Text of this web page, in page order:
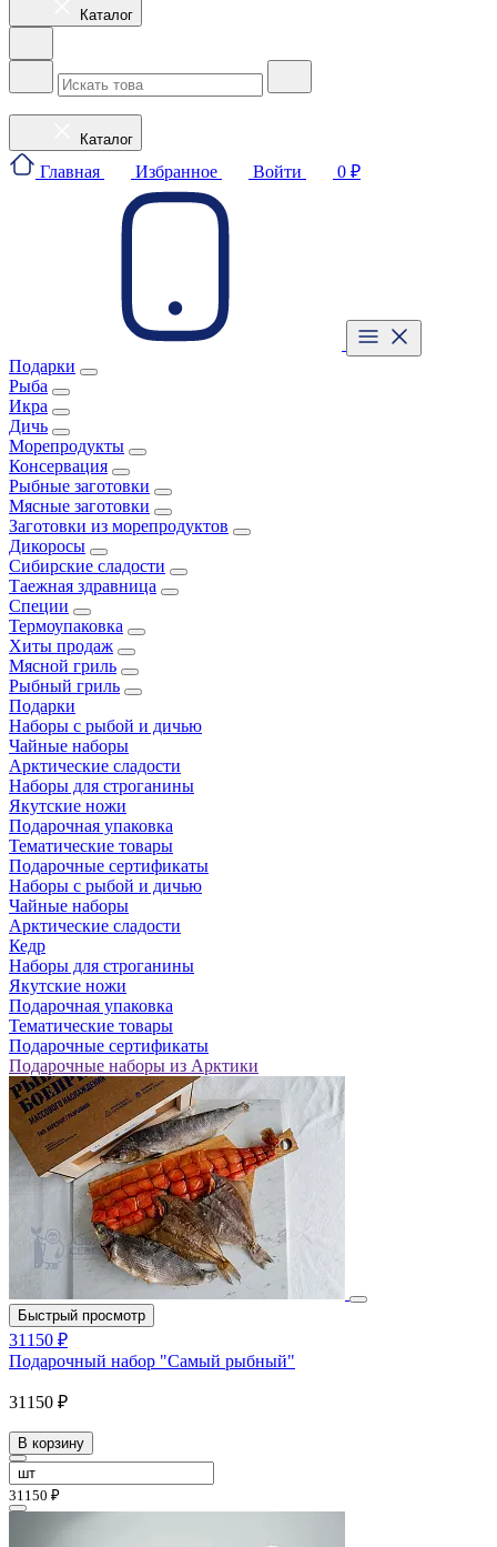
Каталог
Каталог
Главная Избранное Войти 0 ₽
Подарки
Рыба
Икра
Дичь
Морепродукты
Консервация
Рыбные заготовки
Мясные заготовки
Заготовки из морепродуктов
Дикоросы
Сибирские сладости
Таежная здравница
Специи
Термоупаковка
Хиты продаж
Мясной гриль
Рыбный гриль
Подарки
Наборы с рыбой и дичью
Чайные наборы
Арктические сладости
Наборы для строганины
Якутские ножи
Подарочная упаковка
Тематические товары
Подарочные сертификаты
Наборы с рыбой и дичью
Чайные наборы
Арктические сладости
Кедр
Наборы для строганины
Якутские ножи
Подарочная упаковка
Тематические товары
Подарочные сертификаты
Подарочные наборы из Арктики
Быстрый просмотр
31150 ₽
Подарочный набор "Самый рыбный"
31150 ₽
В корзину
31150 ₽